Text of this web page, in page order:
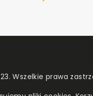
Wszelkie prawa